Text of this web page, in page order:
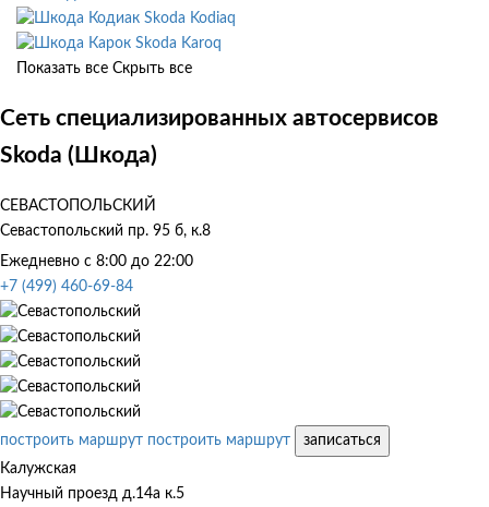
Skoda Kodiaq
Skoda Karoq
Показать все Скрыть все
Сеть специализированных автосервисов
Skoda (Шкода)
СЕВАСТОПОЛЬСКИЙ
Севастопольский пр. 95 б, к.8
Ежедневно с 8:00 до 22:00
+7 (499) 460-69-84
построить маршрут построить маршрут
записаться
Калужская
Научный проезд д.14а к.5